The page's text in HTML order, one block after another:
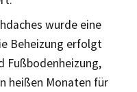
wurde eine
Beheizung erfolgt
Fußbodenheizung,
heißen Monaten für